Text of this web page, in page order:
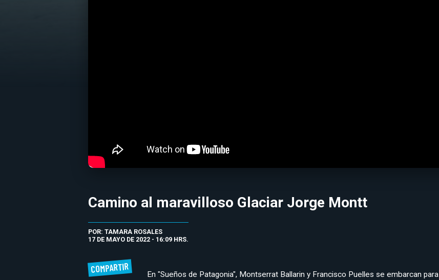
Camino al maravilloso Glaciar Jorge Montt
POR: TAMARA ROSALES
17 DE MAYO DE 2022 - 16:09 HRS.
COMPARTIR
En "Sueños de Patagonia", Montserrat Ballarin y Francisco Puelles se embarcan para